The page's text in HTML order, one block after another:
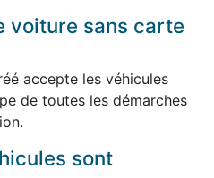
voiture sans carte
accepte les véhicules
de toutes les démarches
sont